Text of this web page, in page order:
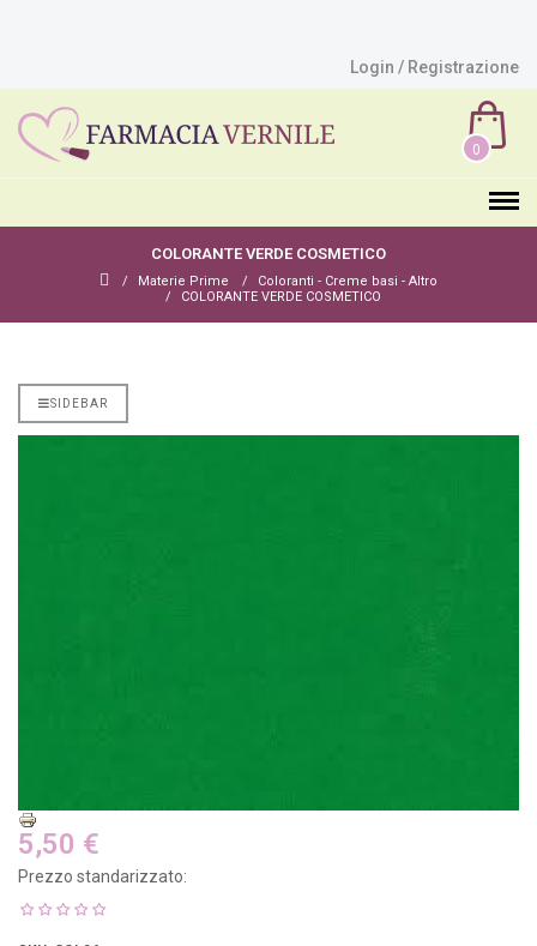
Login / Registrazione
0
COLORANTE VERDE COSMETICO
Materie Prime
Coloranti - Creme basi - Altro
COLORANTE VERDE COSMETICO
SIDEBAR
5,50 €
Prezzo standarizzato: